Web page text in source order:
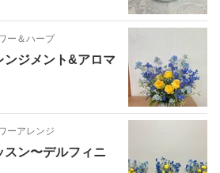
ー＆ハーブ
ンジメント&アロマ
ーアレンジ
スン〜デルフィニ